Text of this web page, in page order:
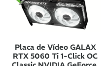
Placa de Vídeo GALAX
RTX 5060 Ti 1-Click OC